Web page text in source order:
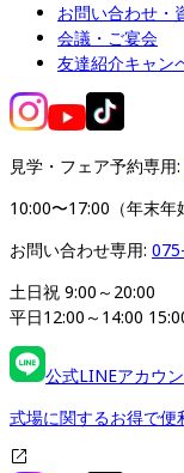
お問い合わせ・
会議・ご宴会
友達紹介キャン
見学・フェア予約専用:
10:00〜17:00（年末年
お問い合わせ専用:
土日祝 9:00～20:00
平日12:00～14:00
公式LINEアカウ
式場に関するお得で便